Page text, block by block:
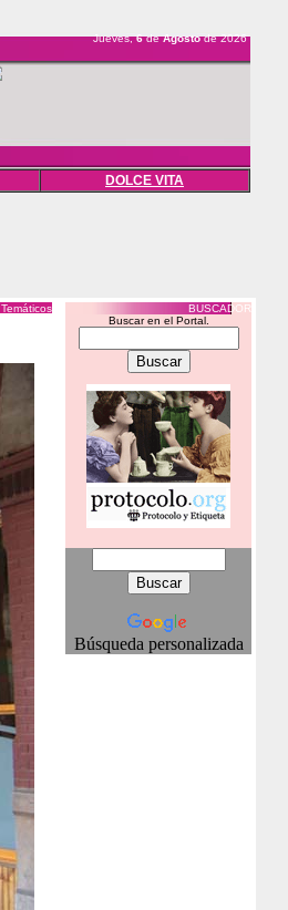
Jueves,6deAgostode 2026
DOLCE VITA
BUSCADOR
Buscar en el Portal.
Búsqueda personalizada